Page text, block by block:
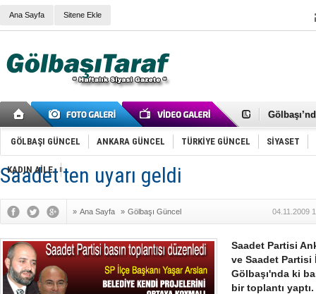
Ana Sayfa Sitene Ekle
Cemal
Samet
FAİZ
Mikail
Gölbaşı
GÖLBAŞI GÜNCEL ANKARA GÜNCEL TÜRKİYE GÜNCEL SİYASET
KADIN AİLE
Saadet'ten uyarı geldi
» Ana Sayfa » Gölbaşı Güncel 04.11.2009
Saadet Partisi
ve Saadet Partisi
Gölbaşı'nda ki
bir toplantı yaptı.